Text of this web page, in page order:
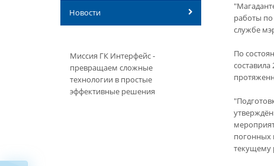
Новости
Миссия ГК Интерфейс -
превращаем сложные
технологии в простые
эффективные решения
работы
службе
По
погонных
текущему